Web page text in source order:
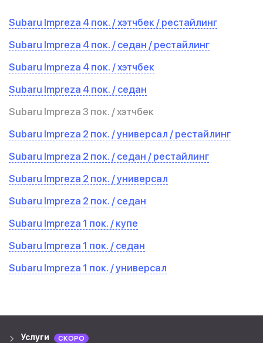
Subaru Impreza 4 пок. / хэтчбек / рестайлинг
Subaru Impreza 4 пок. / седан / рестайлинг
Subaru Impreza 4 пок. / хэтчбек
Subaru Impreza 4 пок. / седан
Subaru Impreza 3 пок. / хэтчбек
Subaru Impreza 2 пок. / универсал / рестайлинг
Subaru Impreza 2 пок. / седан / рестайлинг
Subaru Impreza 2 пок. / универсал
Subaru Impreza 2 пок. / седан
Subaru Impreza 1 пок. / купе
Subaru Impreza 1 пок. / седан
Subaru Impreza 1 пок. / универсал
Услуги СКОРО